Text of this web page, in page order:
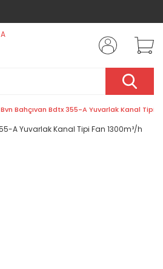
Bvn Bahçıvan Bdtx 355-A Yuvarlak Kanal Tipi